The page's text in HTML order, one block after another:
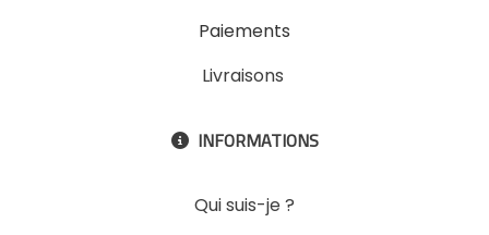
Paiements
Livraisons
 INFORMATIONS
Qui suis-je ?